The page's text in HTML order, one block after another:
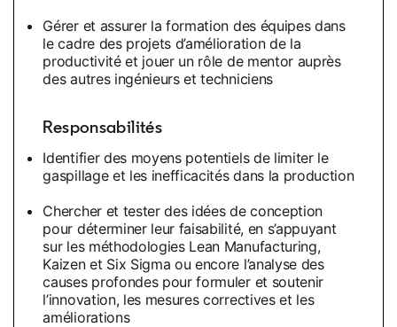
Gérer et assurer la formation des équipes dans
le cadre des projets d’amélioration de la
productivité et jouer un rôle de mentor auprès
des autres ingénieurs et techniciens
Responsabilités
Identifier des moyens potentiels de limiter le
gaspillage et les inefficacités dans la production
Chercher et tester des idées de conception
pour déterminer leur faisabilité, en s’appuyant
sur les méthodologies Lean Manufacturing,
Kaizen et Six Sigma ou encore l’analyse des
causes profondes pour formuler et soutenir
l’innovation, les mesures correctives et les
améliorations